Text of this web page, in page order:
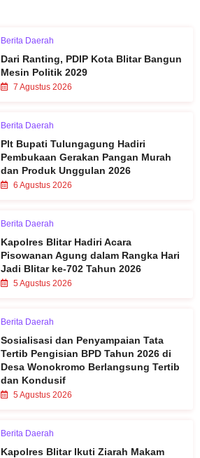
Berita Daerah
Dari Ranting, PDIP Kota Blitar Bangun
Mesin Politik 2029
7 Agustus 2026
Berita Daerah
Plt Bupati Tulungagung Hadiri
Pembukaan Gerakan Pangan Murah
dan Produk Unggulan 2026
6 Agustus 2026
Berita Daerah
Kapolres Blitar Hadiri Acara
Pisowanan Agung dalam Rangka Hari
Jadi Blitar ke-702 Tahun 2026
5 Agustus 2026
Berita Daerah
Sosialisasi dan Penyampaian Tata
Tertib Pengisian BPD Tahun 2026 di
Desa Wonokromo Berlangsung Tertib
dan Kondusif
5 Agustus 2026
Berita Daerah
Kapolres Blitar Ikuti Ziarah Makam